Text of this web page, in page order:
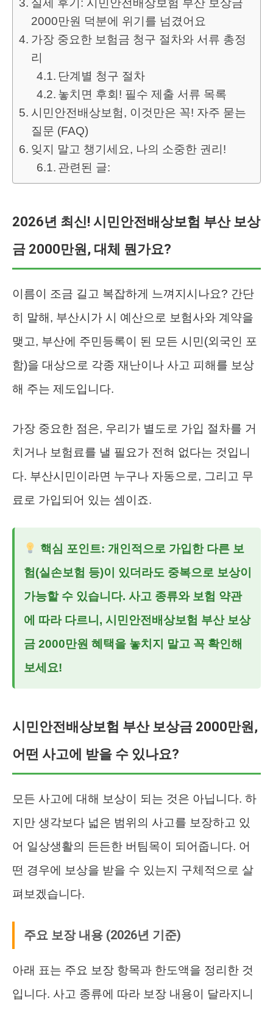
2000만원 덕분에 위기를 넘겼어요
가장 중요한 보험금 청구 절차와 서류 총정
리
단계별 청구 절차
놓치면 후회! 필수 제출 서류 목록
시민안전배상보험, 이것만은 꼭! 자주 묻는
질문 (FAQ)
잊지 말고 챙기세요, 나의 소중한 권리!
관련된 글:
2026년 최신! 시민안전배상보험 부산 보상
금 2000만원, 대체 뭔가요?
이름이 조금 길고 복잡하게 느껴지시나요? 간단
히 말해, 부산시가 시 예산으로 보험사와 계약을
맺고, 부산에 주민등록이 된 모든 시민(외국인 포
함)을 대상으로 각종 재난이나 사고 피해를 보상
해 주는 제도입니다.
가장 중요한 점은, 우리가 별도로 가입 절차를 거
치거나 보험료를 낼 필요가 전혀 없다는 것입니
다. 부산시민이라면 누구나 자동으로, 그리고 무
료로 가입되어 있는 셈이죠.
핵심 포인트: 개인적으로 가입한 다른 보
험(실손보험 등)이 있더라도 중복으로 보상이
가능할 수 있습니다. 사고 종류와 보험 약관
에 따라 다르니, 시민안전배상보험 부산 보상
금 2000만원 혜택을 놓치지 말고 꼭 확인해
보세요!
시민안전배상보험 부산 보상금 2000만원,
어떤 사고에 받을 수 있나요?
모든 사고에 대해 보상이 되는 것은 아닙니다. 하
지만 생각보다 넓은 범위의 사고를 보장하고 있
어 일상생활의 든든한 버팀목이 되어줍니다. 어
떤 경우에 보상을 받을 수 있는지 구체적으로 살
펴보겠습니다.
주요 보장 내용 (2026년 기준)
아래 표는 주요 보장 항목과 한도액을 정리한 것
입니다. 사고 종류에 따라 보장 내용이 달라지니